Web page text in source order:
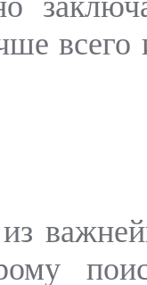
всего